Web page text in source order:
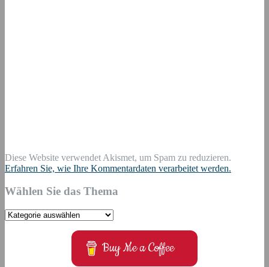
Diese Website verwendet Akismet, um Spam zu reduzieren.
Erfahren Sie, wie Ihre Kommentardaten verarbeitet werden.
Wählen Sie das Thema
Wählen
Buy Me a Coffee